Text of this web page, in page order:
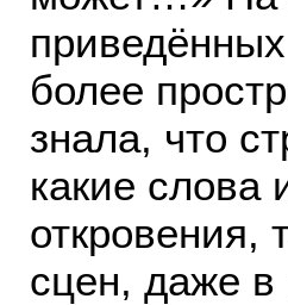
более
знала, что
какие слова
откровения,
сцен, даже в